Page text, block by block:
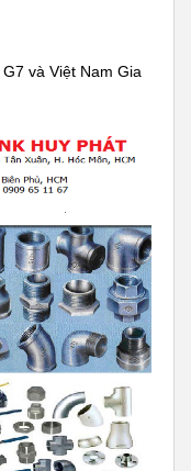
và Việt Nam Gia